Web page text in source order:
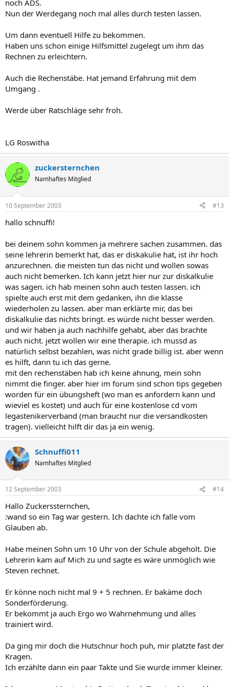
noch ADS.
Nun der Werdegang noch mal alles durch testen lassen.
Um dann eventuell Hilfe zu bekommen.
Haben uns schon einige Hilfsmittel zugelegt um ihm das
Rechnen zu erleichtern.
Auch die Rechenstäbe. Hat jemand Erfahrung mit dem
Umgang .
Werde über Ratschläge sehr froh.
LG Roswitha
zuckersternchen
Namhaftes Mitglied
10 September 2003 #13
hallo schnuffi!
bei deinem sohn kommen ja mehrere sachen zusammen. das
seine lehrerin bemerkt hat, das er diskakulie hat, ist ihr hoch
anzurechnen. die meisten tun das nicht und wollen sowas
auch nicht bemerken. Ich kann jetzt hier nur zur diskalkulie
was sagen. ich hab meinen sohn auch testen lassen. ich
spielte auch erst mit dem gedanken, ihn die klasse
wiederholen zu lassen. aber man erklärte mir, das bei
diskalkulie das nichts bringt. es würde nicht besser werden.
und wir haben ja auch nachhilfe gehabt, aber das brachte
auch nicht. jetzt wollen wir eine therapie. ich mussd as
natürlich selbst bezahlen, was nicht grade billig ist. aber wenn
es hilft, dann tu ich das gerne.
mit den rechenstäben hab ich keine ahnung, mein sohn
nimmt die finger. aber hier im forum sind schon tips gegeben
worden für ein übungsheft (wo man es anfordern kann und
wieviel es kostet) und auch für eine kostenlose cd vom
legastenikerverband (man braucht nur die versandkosten
tragen). vielleicht hilft dir das ja ein wenig.
Schnuffi011
Namhaftes Mitglied
12 September 2003 #14
Hallo Zuckerssternchen,
:wand so ein Tag war gestern. Ich dachte ich falle vom
Glauben ab.
Habe meinen Sohn um 10 Uhr von der Schule abgeholt. Die
Lehrerin kam auf Mich zu und sagte es wäre unmöglich wie
Steven rechnet.
Er könne noch nicht mal 9 + 5 rechnen. Er bakäme doch
Sonderförderung.
Er bekommt ja auch Ergo wo Wahrnehmung und alles
trainiert wird.
Da ging mir doch die Hutschnur hoch puh, mir platzte fast der
Kragen.
Ich erzählte dann ein paar Takte und Sie wurde immer kleiner.